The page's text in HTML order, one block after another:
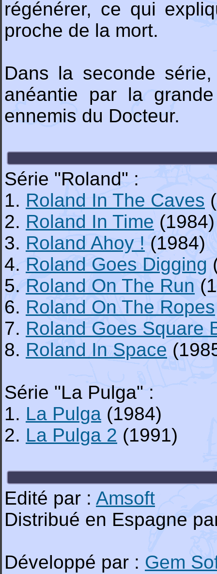
régénérer, ce qui
proche de la mort.
Dans la seconde
anéantie par la
ennemis du Docteur.
Série "Roland" :
1. Roland In The Caves
2. Roland In Time (1984)
3. Roland Ahoy ! (1984)
4. Roland Goes Digging
5. Roland On The Run
6. Roland On The Ropes
7. Roland Goes Square
8. Roland In Space
Série "La Pulga" :
1. La Pulga (1984)
2. La Pulga 2 (1991)
Edité par : Amsoft
Distribué en Espagne
Développé par : Gem